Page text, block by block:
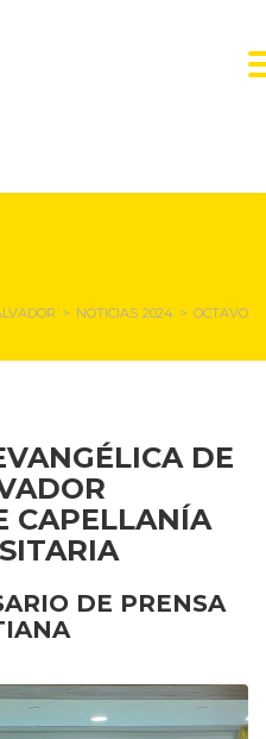
> NOTICIAS 2024 >OCTAVO
DE
CAPELLANÍA
DE PRENSA